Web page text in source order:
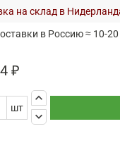
на склад в
в Россию ≈ 10-
₽
шт
keyboard_arrow_up
keyboard_arrow_down